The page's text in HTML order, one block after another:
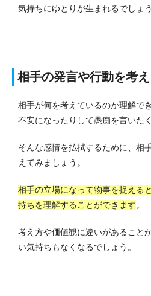
気持ちにゆとりが生まれるでしょう
相手の発言や行動を考
相手が何を考えているのか理解で
不安になったりして愚痴を言いた
そんな感情を払拭するために、相
えてみましょう。
相手の立場になって物事を捉える
持ちを理解することができます。
考え方や価値観に違いがあること
い気持ちもなくなるでしょう。